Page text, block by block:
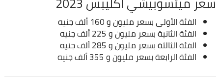
الفئة الأولى بسعر مليون و 160 ألف جنيه
الفئة الثانية بسعر مليون و 225 ألف جنيه
الفئة الثالثة بسعر مليون و 285 ألف جنيه
الفئة الرابعة بسعر مليون و 355 ألف جنيه